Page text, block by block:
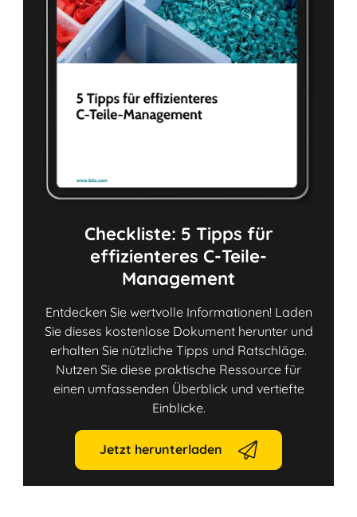
Checkliste: 5 Tipps für
effizienteres C-Teile-
Management
Entdecken Sie wertvolle Informationen! Laden
Sie dieses kostenlose Dokument herunter und
erhalten Sie nützliche Tipps und Ratschläge.
Nutzen Sie diese praktische Ressource für
einen umfassenden Überblick und vertiefte
Einblicke.
Jetzt herunterladen